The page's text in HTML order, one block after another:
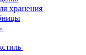
хранения